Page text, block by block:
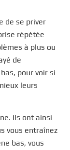
de se priver
répétée
à plus ou
de
pour voir si
leurs
Ils ont ainsi
vous entraînez
bas, vous